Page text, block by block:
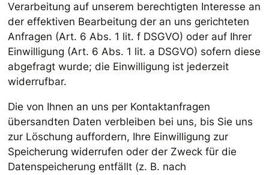
Verarbeitung auf unserem berechtigten Interesse an
der effektiven Bearbeitung der an uns gerichteten
Anfragen (Art. 6 Abs. 1 lit. f DSGVO) oder auf Ihrer
Einwilligung (Art. 6 Abs. 1 lit. a DSGVO) sofern diese
abgefragt wurde; die Einwilligung ist jederzeit
widerrufbar.
Die von Ihnen an uns per Kontaktanfragen
übersandten Daten verbleiben bei uns, bis Sie uns
zur Löschung auffordern, Ihre Einwilligung zur
Speicherung widerrufen oder der Zweck für die
Datenspeicherung entfällt (z. B. nach